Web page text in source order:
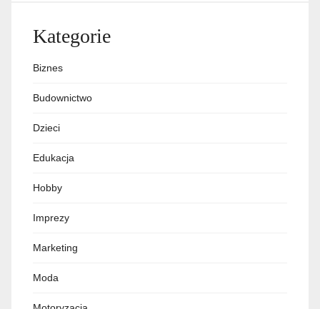
Kategorie
Biznes
Budownictwo
Dzieci
Edukacja
Hobby
Imprezy
Marketing
Moda